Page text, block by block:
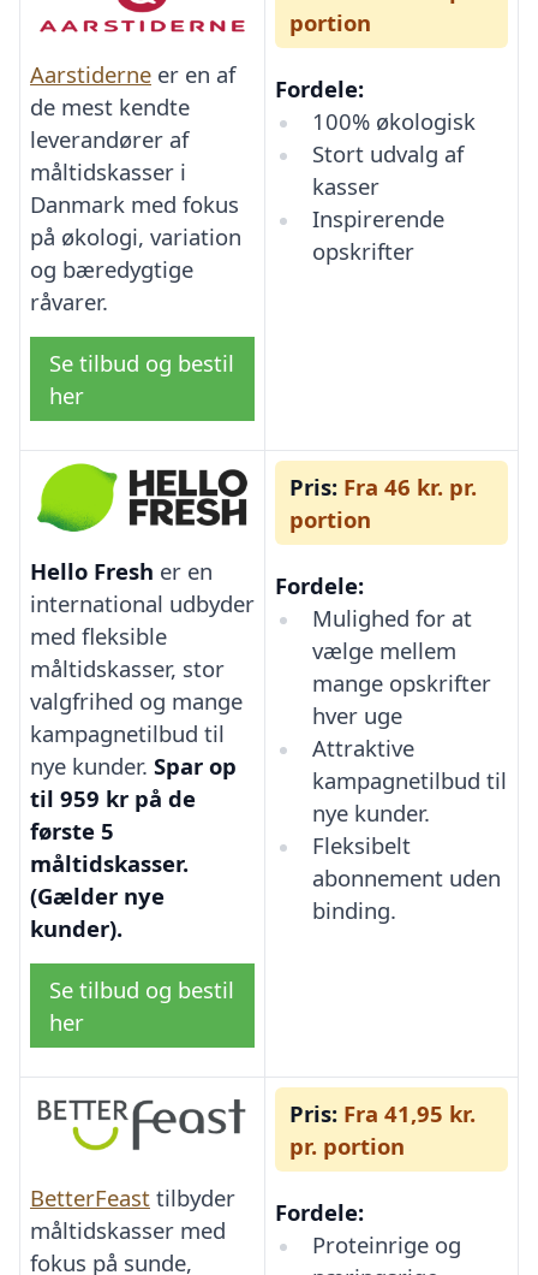
Aarstiderne er en af
de mest kendte
leverandører af
måltidskasser i
Danmark med fokus
på økologi, variation
og bæredygtige
råvarer.
Se tilbud og bestil
her
portion
Fordele:
100% økologisk
Stort udvalg af
kasser
Inspirerende
opskrifter
Hello Fresh er en
international udbyder
med fleksible
måltidskasser, stor
valgfrihed og mange
kampagnetilbud til
nye kunder. Spar op
til 959 kr på de
første 5
måltidskasser.
(Gælder nye
kunder).
Se tilbud og bestil
her
Pris: Fra 46 kr. pr.
portion
Fordele:
Mulighed for at
vælge mellem
mange opskrifter
hver uge
Attraktive
kampagnetilbud til
nye kunder.
Fleksibelt
abonnement uden
binding.
BetterFeast tilbyder
måltidskasser med
fokus på sunde,
Pris: Fra 41,95 kr.
pr. portion
Fordele:
Proteinrige og